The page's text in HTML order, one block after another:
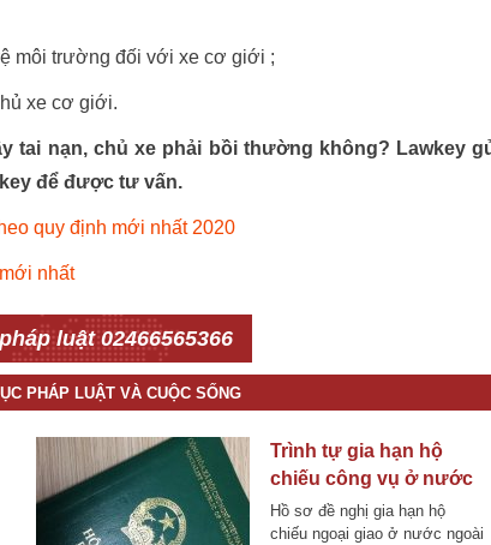
môi trường đối với xe cơ giới ;
xe cơ giới.
tai nạn, chủ xe phải bồi thường không? Lawkey
để được tư vấn.
quy định mới nhất 2020
nhất
luật 02466565366
PHÁP LUẬT VÀ CUỘC SỐNG
Trình tự gia hạn hộ
chiếu công vụ ở nước
ngoài hiện nay
Hồ sơ đề nghị gia hạn hộ
chiếu ngoại giao ở nước ngoài